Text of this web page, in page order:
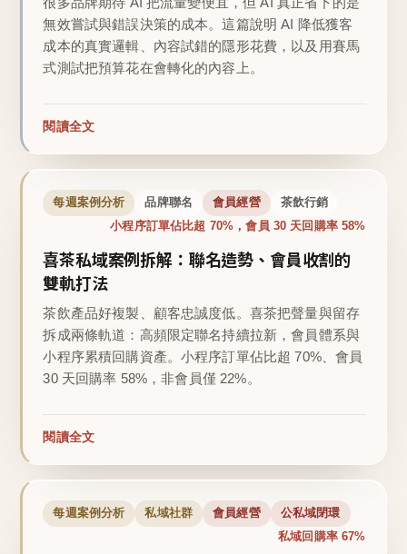
無效嘗試與錯誤決策的成本。這篇說明 AI 降低獲客
成本的真實邏輯、內容試錯的隱形花費，以及用賽馬
式測試把預算花在會轉化的內容上。
閱讀全文
每週案例分析 品牌聯名 會員經營 茶飲行銷
小程序訂單佔比超 70%，會員 30 天回購率 58%
喜茶私域案例拆解：聯名造勢、會員收割的
雙軌打法
茶飲產品好複製、顧客忠誠度低。喜茶把聲量與留存
拆成兩條軌道：高頻限定聯名持續拉新，會員體系與
小程序累積回購資產。小程序訂單佔比超 70%、會員
30 天回購率 58%，非會員僅 22%。
閱讀全文
每週案例分析 私域社群 會員經營 公私域閉環
私域回購率 67%